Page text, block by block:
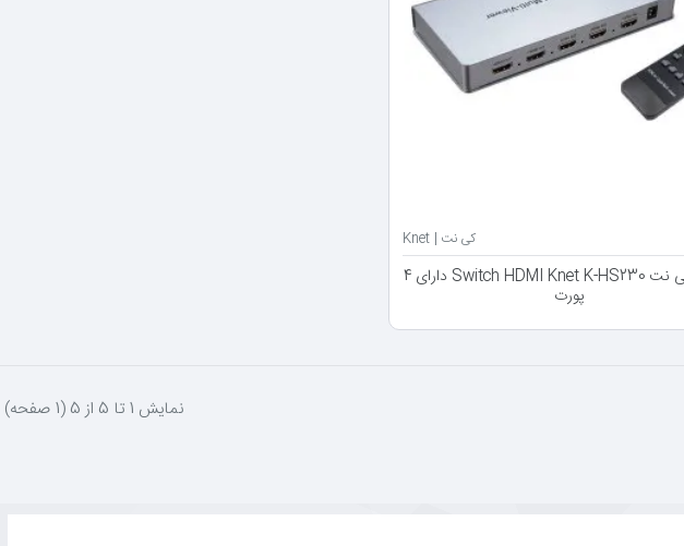
کی نت | Knet
سوییچ کی نت Switch HDMI Knet K-HS230 دارای 4
پورت
نمايش 1 تا 5 از 5 (1 صفحه)